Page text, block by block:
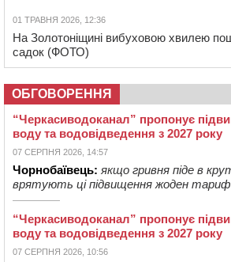
01 ТРАВНЯ 2026, 12:36
На Золотоніщині вибуховою хвилею
садок (ФОТО)
ОБГОВОРЕННЯ
“Черкасиводоканал” пропонує
воду та водовідведення з 2027 року
07 СЕРПНЯ 2026, 14:57
Чорнобаївець: якщо гривня піде в
врятують ці підвищення жоден
“Черкасиводоканал” пропонує
воду та водовідведення з 2027 року
07 СЕРПНЯ 2026, 10:56